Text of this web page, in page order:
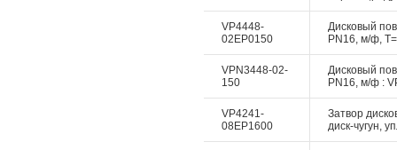
VP4448-
02EP0150
Дисковый
PN16, м/ф,
VPN3448-02-
150
Дисковый
PN16, м/ф :
VP4241-
08EP1600
Затвор
диск-чугун,